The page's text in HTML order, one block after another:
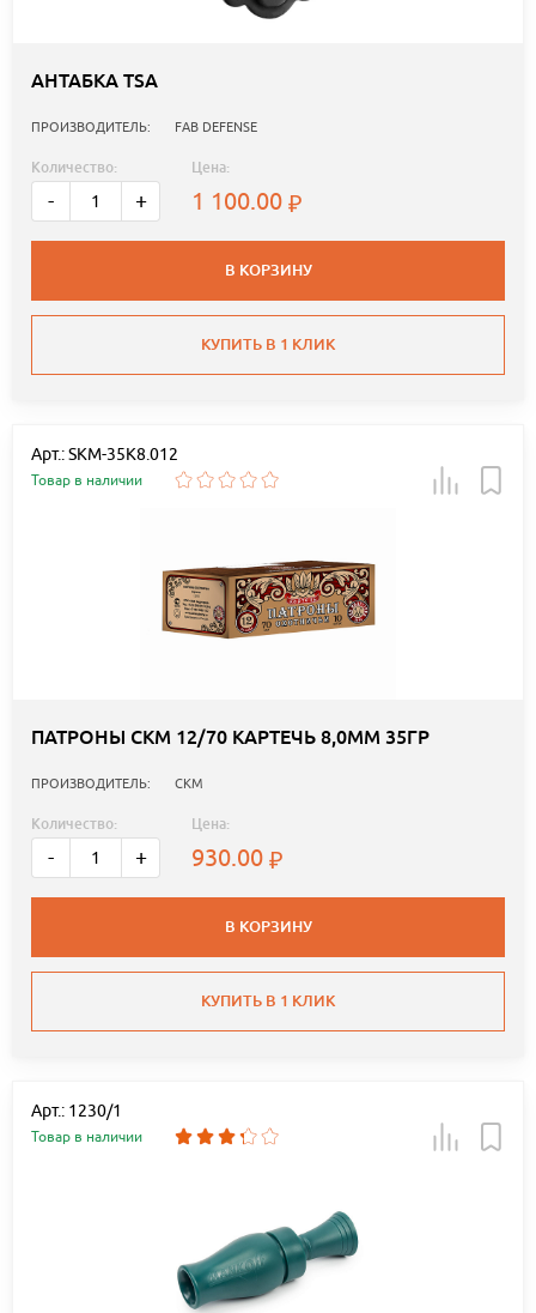
АНТАБКА TSA
ПРОИЗВОДИТЕЛЬ: FAB DEFENSE
Количество:
- +
Цена:
1 100.00
В КОРЗИНУ
КУПИТЬ В 1 КЛИК
Арт.: SKM-35K8.012
Товар в наличии
ПАТРОНЫ СКМ 12/70 КАРТЕЧЬ 8,0ММ 35ГР
ПРОИЗВОДИТЕЛЬ: СКМ
Количество:
- +
Цена:
930.00
В КОРЗИНУ
КУПИТЬ В 1 КЛИК
Арт.: 1230/1
Товар в наличии